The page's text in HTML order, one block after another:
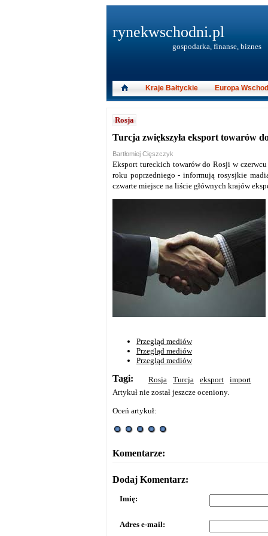
Rosja
Turcja zwiększyła eksport towarów
Bartłomiej Cięszczyk
Eksport tureckich towarów do Rosji w
roku poprzedniego - informują rosysjkie
czwarte miejsce na liście głównych krajów
Przegląd mediów
Przegląd mediów
Przegląd mediów
Tagi: Rosja Turcja eksport
import
Artykuł nie został jeszcze oceniony.
Oceń artykuł:
Komentarze:
Dodaj Komentarz:
Imię:
Adres e-mail:
rynekwschodni.pl
gospodarka, finanse, biznes
Kraje Bałtyckie Europa